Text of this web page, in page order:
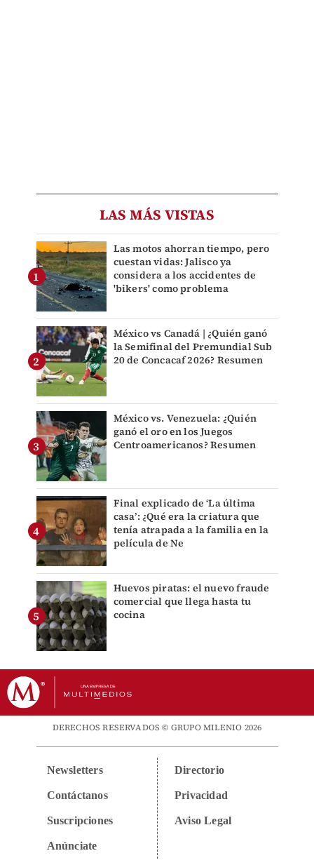
LAS MÁS VISTAS
Las motos ahorran tiempo, pero
cuestan vidas: Jalisco ya
considera a los accidentes de
'bikers' como problema
México vs Canadá | ¿Quién ganó
la Semifinal del Premundial Sub
20 de Concacaf 2026? Resumen
México vs. Venezuela: ¿Quién
ganó el oro en los Juegos
Centroamericanos? Resumen
Final explicado de ‘La última
casa’: ¿Qué era la criatura que
tenía atrapada a la familia en la
película de Ne
Huevos piratas: el nuevo fraude
comercial que llega hasta tu
cocina
DERECHOS RESERVADOS © GRUPO MILENIO 2026
Newsletters
Contáctanos
Suscripciones
Anúnciate
Directorio
Privacidad
Aviso Legal